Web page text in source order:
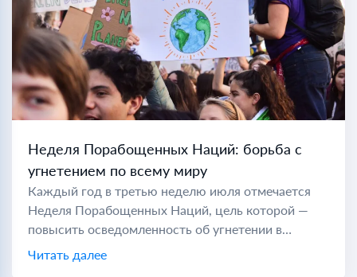
Неделя Порабощенных Наций: борьба с
угнетением по всему миру
Каждый год в третью неделю июля отмечается
Неделя Порабощенных Наций, цель которой —
повысить осведомленность об угнетении в
коммунистических странах по всему миру. Во
время холодной войны "порабощенной нацией"
Читать далее